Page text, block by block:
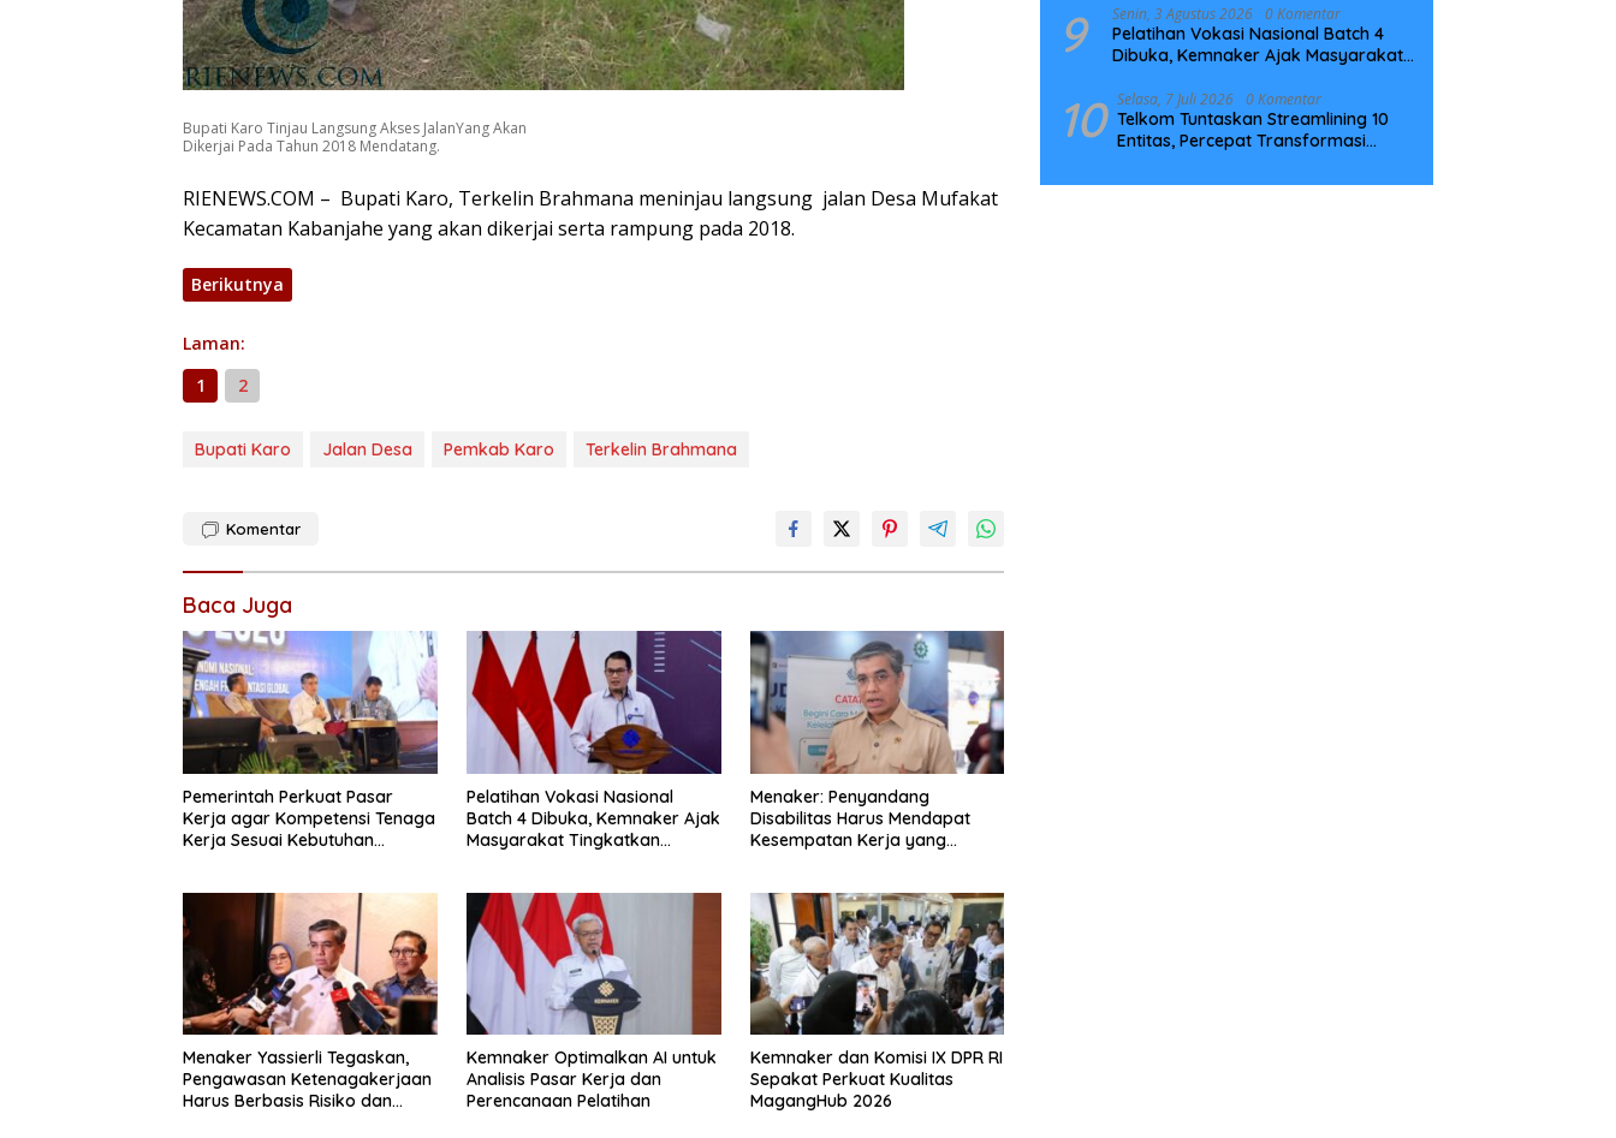
Bupati Karo Tinjau Langsung Akses JalanYang Akan
Dikerjai Pada Tahun 2018 Mendatang.
RIENEWS.COM – Bupati Karo, Terkelin Brahmana meninjau langsung jalan Desa Mufakat
Kecamatan Kabanjahe yang akan dikerjai serta rampung pada 2018.
Berikutnya
Laman:
1
2
Bupati Karo Jalan Desa Pemkab Karo Terkelin Brahmana
Komentar
Baca Juga
Pemerintah Perkuat Pasar
Kerja agar Kompetensi Tenaga
Kerja Sesuai Kebutuhan
Pelatihan Vokasi Nasional
Batch 4 Dibuka, Kemnaker Ajak
Masyarakat Tingkatkan
Menaker: Penyandang
Disabilitas Harus Mendapat
Kesempatan Kerja yang
Menaker Yassierli Tegaskan,
Pengawasan Ketenagakerjaan
Harus Berbasis Risiko dan
Kemnaker Optimalkan AI untuk
Analisis Pasar Kerja dan
Perencanaan Pelatihan
Kemnaker dan Komisi IX DPR RI
Sepakat Perkuat Kualitas
MagangHub 2026
9 Senin, 3 Agustus 2026 0 Komentar
Pelatihan Vokasi Nasional Batch 4
Dibuka, Kemnaker Ajak Masyarakat
10 Selasa, 7 Juli 2026 0 Komentar
Telkom Tuntaskan Streamlining 10
Entitas, Percepat Transformasi